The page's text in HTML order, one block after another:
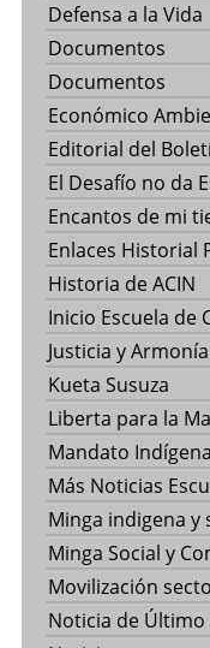
Defensa a la Vida
Documentos
Documentos
Económico
Editorial del
El Desafío no da
Encantos de mi
Enlaces Historial
Historia de ACIN
Inicio Escuela de
Justicia y Armonía
Kueta Susuza
Liberta para la
Mandato
Más Noticias
Minga indigena y
Minga Social y
Movilización
Noticia de